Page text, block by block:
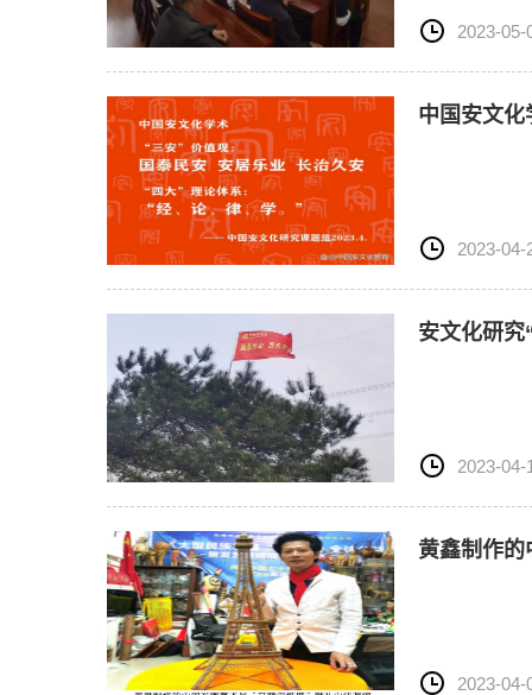
2023-05-
中国安文化
2023-04-
安文化研究
2023-04-
黄鑫制作的
2023-04-